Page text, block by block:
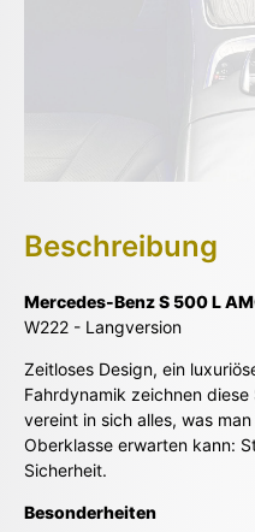
Beschreibung
Mercedes-Benz S 500 L
W222 - Langversion
Zeitloses Design, ein
Fahrdynamik zeichnen
vereint in sich alles, was
Oberklasse erwarten kann:
Sicherheit.
Besonderheiten